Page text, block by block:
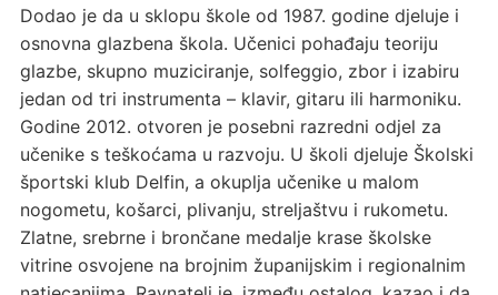
Dodao je da u sklopu škole od 1987. godine djeluje i
osnovna glazbena škola. Učenici pohađaju teoriju
glazbe, skupno muziciranje, solfeggio, zbor i izabiru
jedan od tri instrumenta – klavir, gitaru ili harmoniku.
Godine 2012. otvoren je posebni razredni odjel za
učenike s teškoćama u razvoju. U školi djeluje Školski
športski klub Delfin, a okuplja učenike u malom
nogometu, košarci, plivanju, streljaštvu i rukometu.
Zlatne, srebrne i brončane medalje krase školske
vitrine osvojene na brojnim županijskim i regionalnim